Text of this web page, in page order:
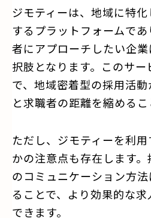
ジモティーは、地域に特
するプラットフォームで
者にアプローチしたい企
択肢となります。このサ
で、地域密着型の採用活
と求職者の距離を縮めるこ
ただし、ジモティーを利
かの注意点も存在します
のコミュニケーション方
ることで、より効果的な
できます。